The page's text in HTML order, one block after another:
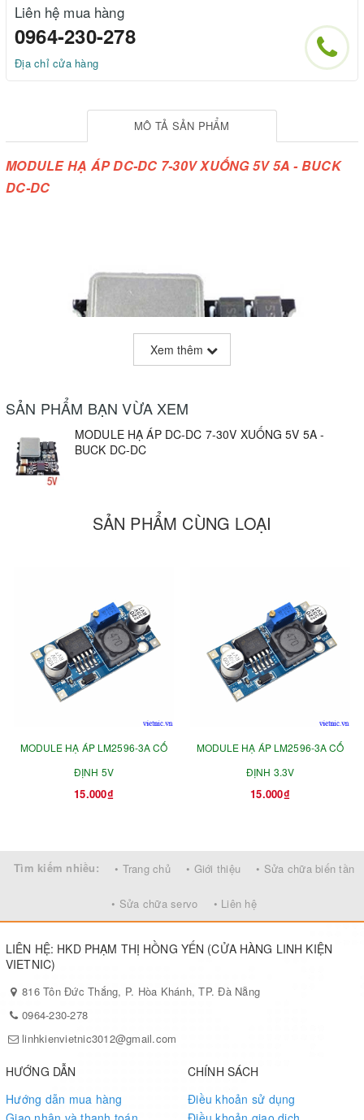
Liên hệ mua hàng
0964-230-278
Địa chỉ cửa hàng
MÔ TẢ SẢN PHẨM
MODULE HẠ ÁP DC-DC 7-30V XUỐNG 5V 5A - BUCK
DC-DC
Xem thêm
SẢN PHẨM BẠN VỪA XEM
MODULE HẠ ÁP DC-DC 7-30V XUỐNG 5V 5A -
BUCK DC-DC
SẢN PHẨM CÙNG LOẠI
MODULE HẠ ÁP LM2596-3A CỐ
ĐỊNH 5V
15.000₫
MODULE HẠ ÁP LM2596-3A CỐ
ĐỊNH 3.3V
15.000₫
Tìm kiếm nhiều: • Trang chủ • Giới thiệu • Sửa chữa biến tần
• Sửa chữa servo • Liên hệ
LIÊN HỆ: HKD PHẠM THỊ HỒNG YẾN (CỬA HÀNG LINH KIỆN
VIETNIC)
816 Tôn Đức Thắng, P. Hòa Khánh, TP. Đà Nẵng
0964-230-278
linhkienvietnic3012@gmail.com
HƯỚNG DẪN
Hướng dẫn mua hàng
CHÍNH SÁCH
Điều khoản sử dụng